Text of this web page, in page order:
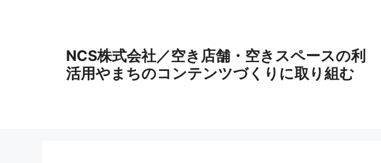
NCS株式会社／空き店舗・空きスペースの利
活用やまちのコンテンツづくりに取り組む